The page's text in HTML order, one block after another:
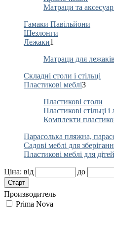
Матраци та
Гамаки Павільйони
Шезлонги
Лежаки1
Матраци для лежаків
Складні столи і стільці
Пластикові меблі3
Пластикові столи
Пластикові стільці і
Комплекти
Парасолька пляжна,
Садові меблі для
Пластикові меблі для дітей
Ціна: від до
Производитель
Prima Nova